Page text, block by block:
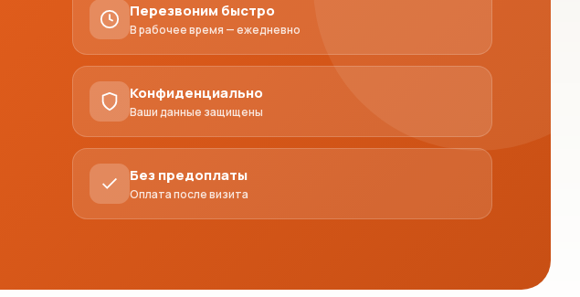
Перезвоним быстро
В рабочее время — ежедневно
Конфиденциально
Ваши данные защищены
Без предоплаты
Оплата после визита